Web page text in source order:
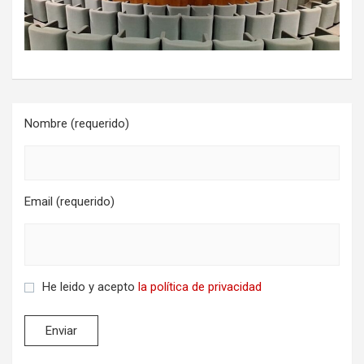
Nombre (requerido)
Email (requerido)
He leido y acepto la política de privacidad